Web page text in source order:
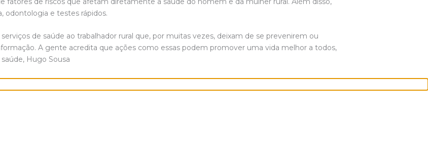
odontologia e testes rápidos.
de saúde ao trabalhador rural que, por muitas vezes, deixam de se prevenirem ou
A gente acredita que ações como essas podem promover uma vida melhor a todos,
Hugo Sousa